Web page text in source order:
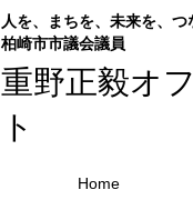
人を、まちを、未来を、つ
​柏崎市市議会議員
重野正毅オ
ト
Home